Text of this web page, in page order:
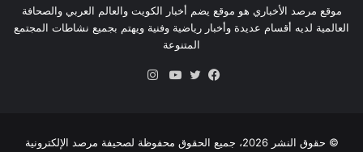
موقع مرصد الأخباري هو موقع يضم أخبار الكويت والعالم العربي والصحافة
العالمية لديه أقسام عديدة وأخبار رياضية وفنية ويهتم بجميع نشاطات المجتمع
المتنوعة
© حقوق النشر 2026، جميع الحقوق محفوظة لصحيفة مرصد الإلكترونية